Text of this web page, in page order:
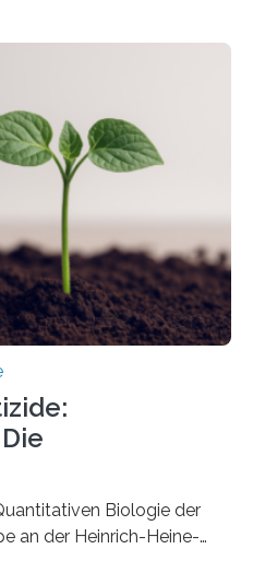
bekannte Stechmücken-
hat sich in
Es konnte als neue
werden und trägt
primaevus. Dieser erste
in Bernstein
Fossilfund einer
dar, denn…
Biologie der
an der Heinrich-Heine-